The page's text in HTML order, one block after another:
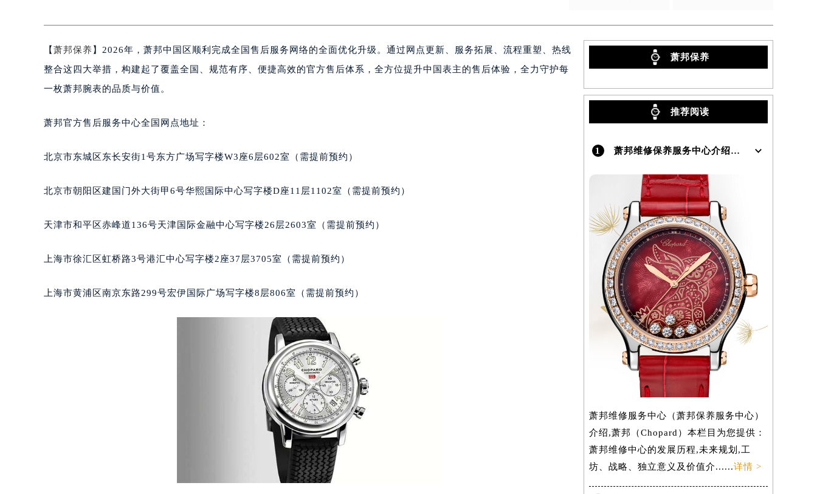
惠州市惠城区江北文昌一路7号华贸大厦写字楼1座30层05室（需提前预约）
厦门市思明区湖滨东路95号华润大厦写字楼B座11层1104室（需提前预约）
福州市鼓楼区五四路128-1号恒力城写字楼15层03室（需提前预约）
重庆市江北区观音桥步行街2号融恒时代广场写字楼9层902室（需提前预约）
郑州市二七区铭功路10号华润大厦写字楼29层2905室（需提前预约）
沈阳市沈河区中街路137号亨得利名表服务中心（品牌授权店）1层整层（需提前预约）
乌鲁木齐市天山区红山路26号时代广场（CCMALL）C座17层17-B（需提前预约）
哈尔滨市道里区友谊西路600号富力中心T2座写字楼29层03室（需提前预约）
佛山市禅城区季华五路57号万科金融中心C座12层1205室（需提前预约）
无锡市梁溪区人民中路139号恒隆广场写字楼1座11层1104室（需提前预约）
南通市崇川区工农路57号圆融广场写字楼16层1603室（需提前预约）
苏州市苏州工业园区星港街199号苏州中心办公楼C座22层08室（需提前预约）
武汉市江汉区解放大道686号世界贸易大厦38层09室（需提前预约）
南宁市青秀区金湖路59号地王大厦12楼1224室（需提前预约）
合肥市蜀山区潜山路111号万象城华润大厦B座12楼03室（需提前预约）
泉州市丰泽区宝洲路729号浦西万达中心写字楼A座7楼709室（需提前预约）
青岛市南区山东路6号华润大厦B座22层04室（需提前预约）
烟台市芝罘区胜利路139号万达金融中心A座907室（需提前预约）
长春市朝阳区西安大路727号中银大厦A座(旺进大厦)18层09室（需提前预约）
【萧邦保养】2026年，萧邦中国区顺利完成全国售后服务网络的全面优化升级。通过网点更新、服务拓展、流程重塑、热线
整合这四大举措，构建起了覆盖全国、规范有序、便捷高效的官方售后体系，全方位提升中国表主的售后体验，全力守护每
一枚萧邦腕表的品质与价值。
萧邦官方售后服务中心全国网点地址：
北京市东城区东长安街1号东方广场写字楼W3座6层602室（需提前预约）
北京市朝阳区建国门外大街甲6号华熙国际中心写字楼D座11层1102室（需提前预约）
天津市和平区赤峰道136号天津国际金融中心写字楼26层2603室（需提前预约）
上海市徐汇区虹桥路3号港汇中心写字楼2座37层3705室（需提前预约）
上海市黄浦区南京东路299号宏伊国际广场写字楼8层806室（需提前预约）
萧邦保养
推荐阅读
1 萧邦维修保养服务中心介绍 | Chopard
萧邦维修服务中心（萧邦保养服务中心）
介绍,萧邦（Chopard）本栏目为您提供：
萧邦维修中心的发展历程,未来规划,工
坊、战略、独立意义及价值介......详情 >